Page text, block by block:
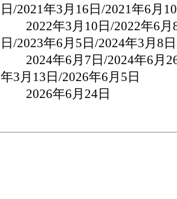
日 /2021年3月16日 /2021年6月
2022年3月10日 /2022年6月
日 /2023年6月5日 /2024年3月8日
2024年6月7日 /2024年6月
年3月13日 /2026年6月5日
2026年6月24日